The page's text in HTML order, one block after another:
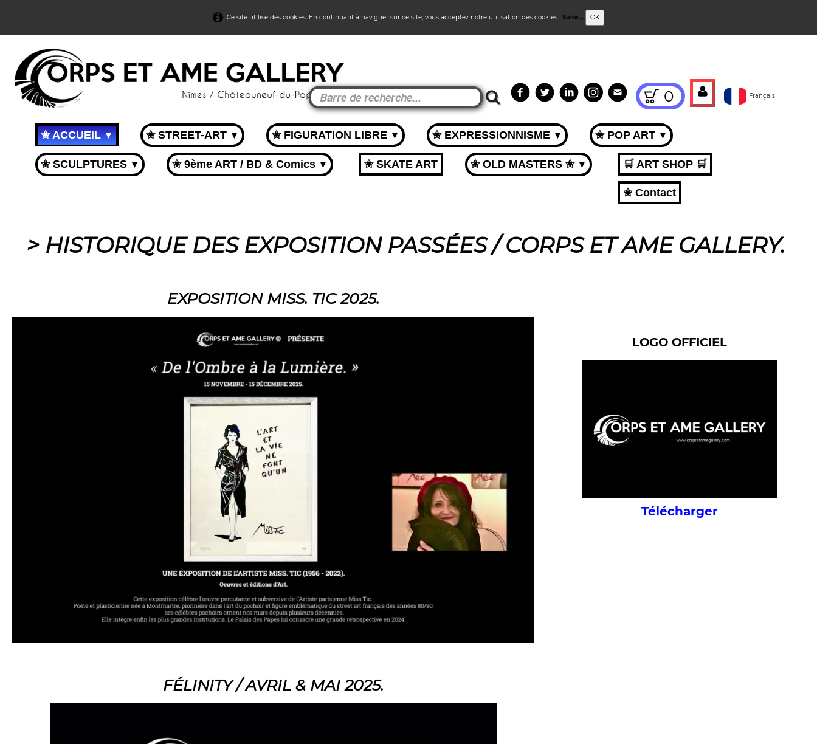
Ce site utilise des cookies. En continuant à naviguer sur ce site, vous acceptez notre utilisation des cookies. Suite... OK
0 Français
✬ ACCUEIL▼ ✬ STREET-ART ▼ ✬ FIGURATION LIBRE ▼ ✬ EXPRESSIONNISME ▼ ✬ POP ART ▼
✬ SCULPTURES ▼ ✬ 9ème ART / BD & Comics ▼ ✬ SKATE ART ✬ OLD MASTERS ✬ ▼ 🛒 ART SHOP 🛒
✬ Contact
> HISTORIQUE DES EXPOSITION PASSÉES / CORPS ET AME GALLERY.
EXPOSITION MISS. TIC 2025.
FÉLINITY / AVRIL & MAI 2025.
LOGO OFFICIEL
Télécharger